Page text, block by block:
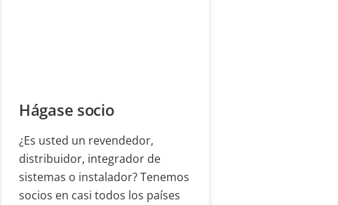
Hágase socio
¿Es usted un revendedor,
distribuidor, integrador de
sistemas o instalador? Tenemos
socios en casi todos los países